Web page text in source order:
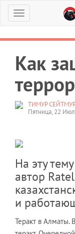
Меню
Как
ТИМУР
Пятница, 22
На эту
автор
и
Теракт в Алматы.